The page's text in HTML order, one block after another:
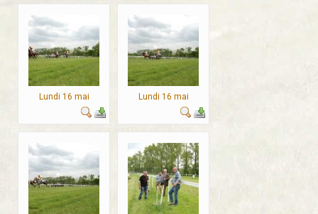
Lundi 16 mai Lundi 16 mai